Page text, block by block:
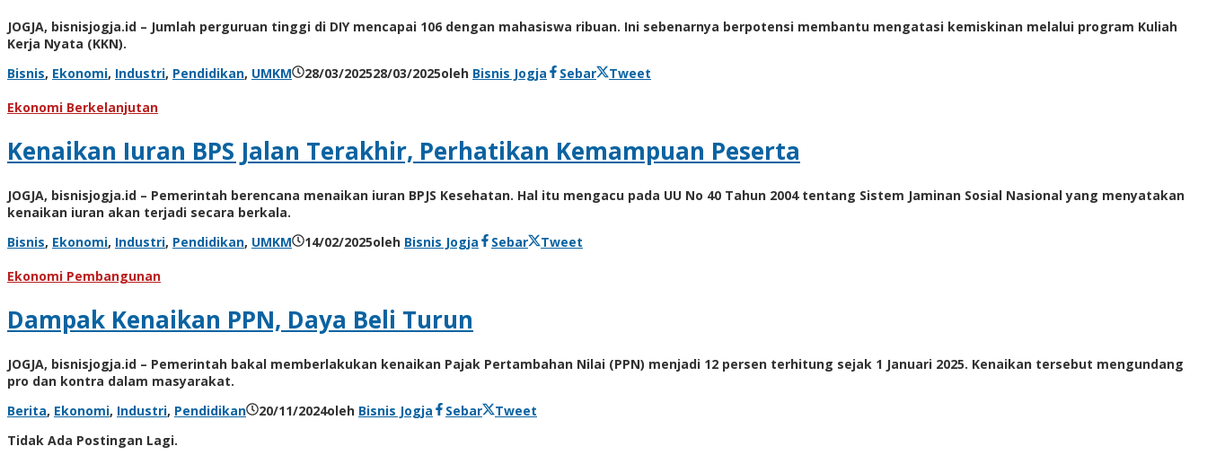
JOGJA, bisnisjogja.id – Jumlah perguruan tinggi di DIY mencapai 106 dengan mahasiswa ribuan. Ini sebenarnya berpotensi membantu mengatasi kemiskinan melalui program Kuliah
Kerja Nyata (KKN).
Bisnis, Ekonomi, Industri, Pendidikan, UMKM 28/03/202528/03/2025oleh Bisnis Jogja Sebar
Tweet
Ekonomi Berkelanjutan
Kenaikan Iuran BPS Jalan Terakhir, Perhatikan Kemampuan Peserta
JOGJA, bisnisjogja.id – Pemerintah berencana menaikan iuran BPJS Kesehatan. Hal itu mengacu pada UU No 40 Tahun 2004 tentang Sistem Jaminan Sosial Nasional yang menyatakan
kenaikan iuran akan terjadi secara berkala.
Bisnis, Ekonomi, Industri, Pendidikan, UMKM 14/02/2025oleh Bisnis Jogja Sebar
Tweet
Ekonomi Pembangunan
Dampak Kenaikan PPN, Daya Beli Turun
JOGJA, bisnisjogja.id – Pemerintah bakal memberlakukan kenaikan Pajak Pertambahan Nilai (PPN) menjadi 12 persen terhitung sejak 1 Januari 2025. Kenaikan tersebut mengundang
pro dan kontra dalam masyarakat.
Berita, Ekonomi, Industri, Pendidikan 20/11/2024oleh Bisnis Jogja Sebar
Tweet
Tidak Ada Postingan Lagi.